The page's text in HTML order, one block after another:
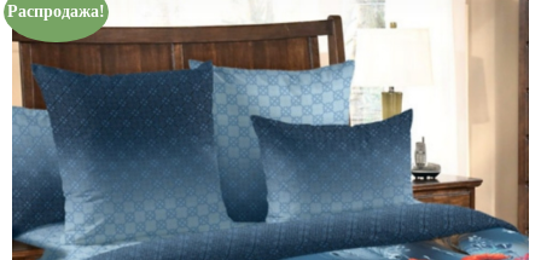
Распродажа!